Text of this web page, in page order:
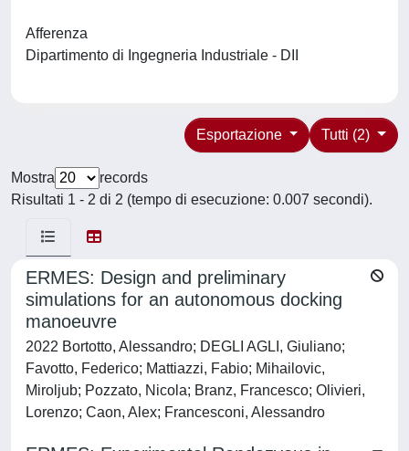
Afferenza
Dipartimento di Ingegneria Industriale - DII
Tutti (2)
Esportazione
Mostra
records
Risultati 1 - 2 di 2 (tempo di esecuzione: 0.007 secondi).
ERMES: Design and preliminary
simulations for an autonomous docking
manoeuvre
2022 Bortotto, Alessandro; DEGLI AGLI, Giuliano;
Favotto, Federico; Mattiazzi, Fabio; Mihailovic,
Miroljub; Pozzato, Nicola; Branz, Francesco; Olivieri,
Lorenzo; Caon, Alex; Francesconi, Alessandro